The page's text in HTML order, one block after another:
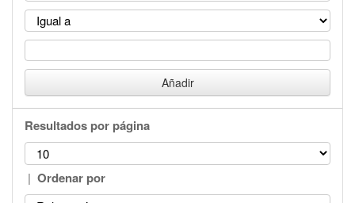
Resultados por página
| Ordenar por